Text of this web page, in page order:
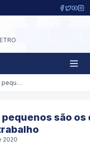
Servidores com filhos pequenos são os que sentem maior queda de produtividade no teletrabalho
são
2020